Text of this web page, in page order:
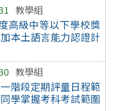
教學組
高級中等以下學校獎
本土語言能力認證計
教學組
階段定期評量日程範
學掌握考科考試範圍